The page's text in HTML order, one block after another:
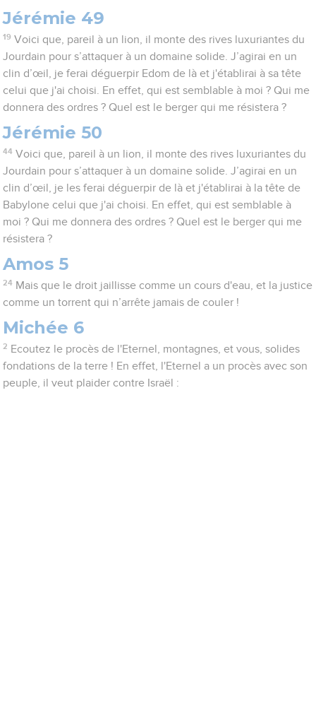
Jérémie 49
19 Voici que, pareil à un lion, il monte des rives luxuriantes du
Jourdain pour s’attaquer à un domaine solide. J’agirai en un
clin d’œil, je ferai déguerpir Edom de là et j'établirai à sa tête
celui que j'ai choisi. En effet, qui est semblable à moi ? Qui me
donnera des ordres ? Quel est le berger qui me résistera ?
Jérémie 50
44 Voici que, pareil à un lion, il monte des rives luxuriantes du
Jourdain pour s’attaquer à un domaine solide. J’agirai en un
clin d’œil, je les ferai déguerpir de là et j'établirai à la tête de
Babylone celui que j'ai choisi. En effet, qui est semblable à
moi ? Qui me donnera des ordres ? Quel est le berger qui me
résistera ?
Amos 5
24 Mais que le droit jaillisse comme un cours d'eau, et la justice
comme un torrent qui n’arrête jamais de couler !
Michée 6
2 Ecoutez le procès de l'Eternel, montagnes, et vous, solides
fondations de la terre ! En effet, l'Eternel a un procès avec son
peuple, il veut plaider contre Israël :